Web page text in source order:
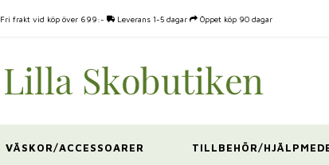
Fri frakt vid köp över 699:- Leverans 1-5 dagar Öppet köp 90 dagar
VÄSKOR/ACCESSOARER TILLBEHÖR/